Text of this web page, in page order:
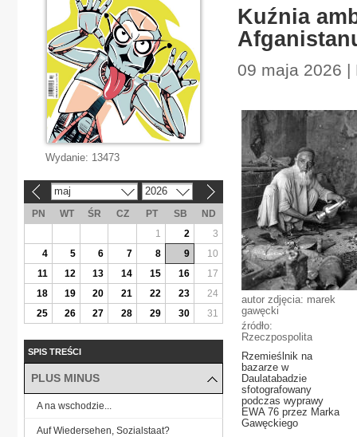
Kuźnia
09 maja 2026
autor zdjęcia: marek
gawęcki
źródło:
Rzeczpospolita
Rzemieślnik na
bazarze w
Daulatabadzie
sfotografowany
podczas wyprawy
EWA 76 przez Marka
Gawęckiego
Wydanie: 13473
maj 2026
PN WT ŚR CZ PT SB
ND
1
2
3
4
5 6 7 8 9
10
11
12 13 14 15 16
17
18
19 20 21 22 23
24
25
26 27 28 29 30 31
SPIS TREŚCI
PLUS MINUS
A na wschodzie...
Auf Wiedersehen, Sozialstaat?